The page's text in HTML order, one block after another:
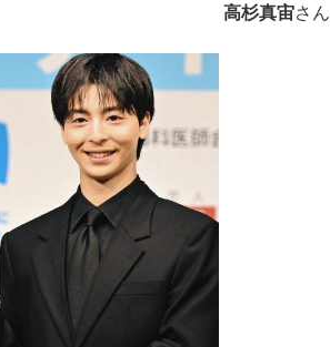
高杉真宙さん